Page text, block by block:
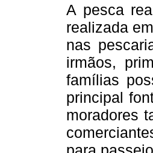
A pesca
realizada
nas
irmãos,
famílias
principal
moradores